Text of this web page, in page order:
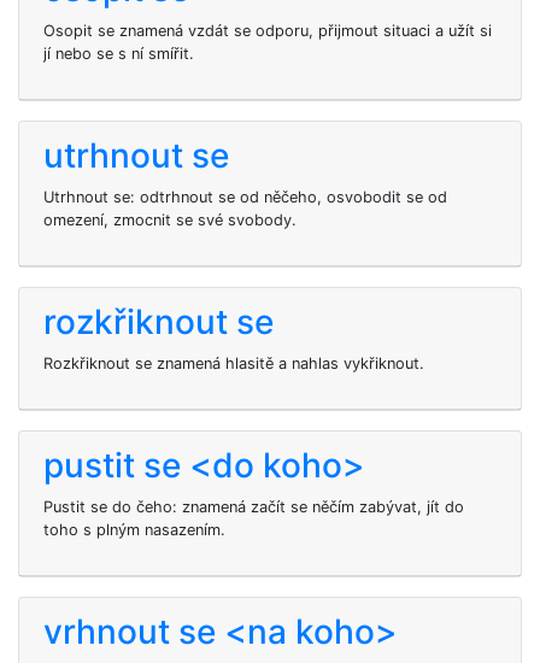
Osopit se znamená vzdát se odporu, přijmout situaci a užít si
jí nebo se s ní smířit.
utrhnout se
Utrhnout se: odtrhnout se od něčeho, osvobodit se od
omezení, zmocnit se své svobody.
rozkřiknout se
Rozkřiknout se znamená hlasitě a nahlas vykřiknout.
pustit se <do koho>
Pustit se do čeho: znamená začít se něčím zabývat, jít do
toho s plným nasazením.
vrhnout se <na koho>